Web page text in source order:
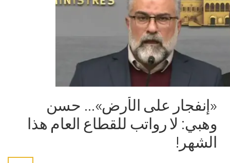
«إنفجار على الأرض»… حسن
وهبي: لا رواتب للقطاع العام هذا
الشهر!